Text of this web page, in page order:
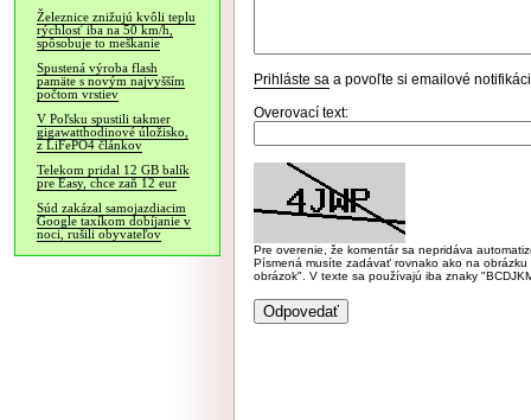
Železnice znižujú kvôli teplu
rýchlosť iba na 50 km/h,
spôsobuje to meškanie
Spustená výroba flash
pamäte s novým najvyšším
počtom vrstiev
V Poľsku spustili takmer
gigawatthodinové úložisko,
z LiFePO4 článkov
Telekom pridal 12 GB balík
pre Easy, chce zaň 12 eur
Súd zakázal samojazdiacim
Google taxíkom dobíjanie v
noci, rušili obyvateľov
Prihláste sa a povoľte si emailové
Overovací text:
Pre overenie, že komentár sa nepridáva
Písmená musíte zadávať rovnako ako na
obrázok". V texte sa používajú iba znaky